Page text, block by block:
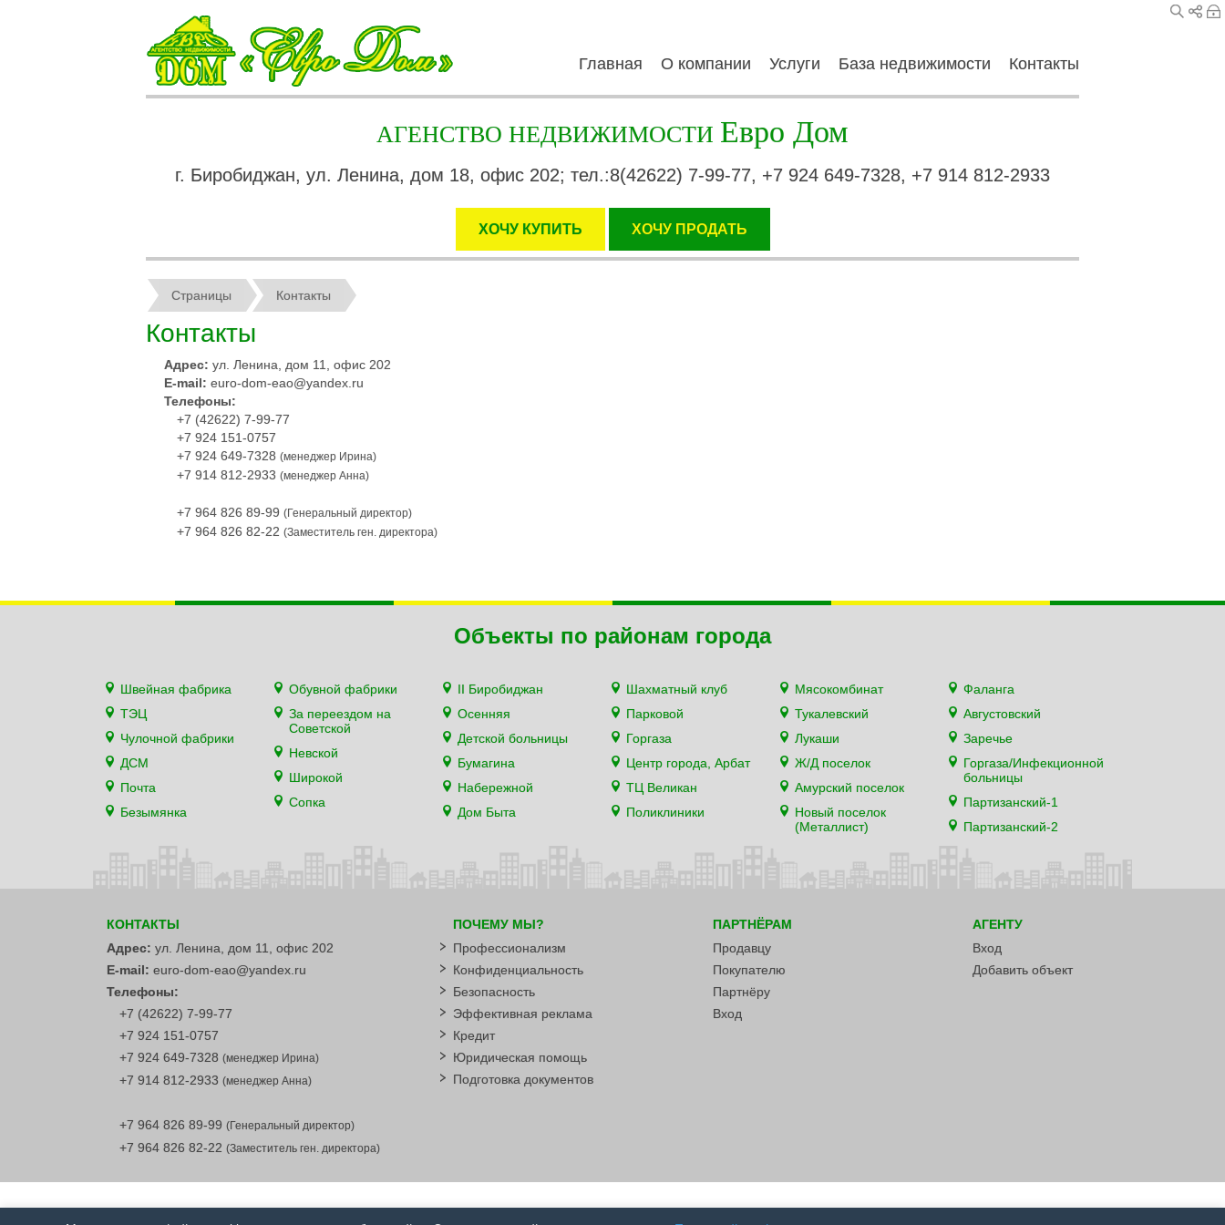
Главная О компании Услуги База недвижимости Контакты
АГЕНСТВО НЕДВИЖИМОСТИ Евро Дом
г. Биробиджан, ул. Ленина, дом 18, офис 202; тел.:8(42622) 7-99-77, +7 924 649-7328, +7 914 812-2933
ХОЧУ КУПИТЬ XОЧУ ПРОДАТЬ
Страницы Контакты
Контакты
Адрес: ул. Ленина, дом 11, офис 202
E-mail: euro-dom-eao@yandex.ru
Телефоны:
+7 (42622) 7-99-77
+7 924 151-0757
+7 924 649-7328 (менеджер Ирина)
+7 914 812-2933 (менеджер Анна)
+7 964 826 89-99 (Генеральный директор)
+7 964 826 82-22 (Заместитель ген. директора)
Объекты по районам города
Швейная фабрика
ТЭЦ
Чулочной фабрики
ДСМ
Почта
Безымянка
Обувной фабрики
За переездом на
Советской
Невской
Широкой
Сопка
II Биробиджан
Осенняя
Детской больницы
Бумагина
Набережной
Дом Быта
Шахматный клуб
Парковой
Горгаза
Центр города, Арбат
ТЦ Великан
Поликлиники
Мясокомбинат
Тукалевский
Лукаши
Ж/Д поселок
Амурский поселок
Новый поселок
(Металлист)
Фаланга
Августовский
Заречье
Горгаза/Инфекционной
больницы
Партизанский-1
Партизанский-2
КОНТАКТЫ
Адрес: ул. Ленина, дом 11, офис 202
E-mail: euro-dom-eao@yandex.ru
Телефоны:
+7 (42622) 7-99-77
+7 924 151-0757
+7 924 649-7328 (менеджер Ирина)
+7 914 812-2933 (менеджер Анна)
+7 964 826 89-99 (Генеральный директор)
+7 964 826 82-22 (Заместитель ген. директора)
ПОЧЕМУ МЫ?
Профессионализм
Конфиденциальность
Безопасность
Эффективная реклама
Кредит
Юридическая помощь
Подготовка документов
ПАРТНЁРАМ
Продавцу
Покупателю
Партнёру
Вход
АГЕНТУ
Вход
Добавить объект